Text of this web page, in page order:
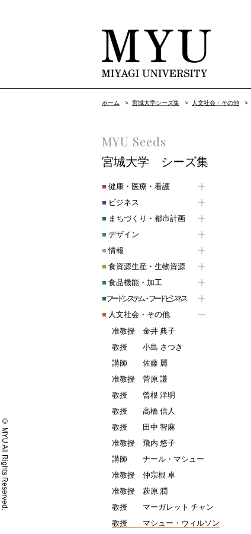
ホーム > 宮城大学シーズ集 > 人文社会・その他 >
MYU Seeds
宮城大学 シーズ集
■ 健康・医療・看護
■ ビジネス
■ まちづくり・都市計画
■ デザイン
■ 情報
■ 食資源生産・生物資源
■ 食品機能・加工
■フードシステム・フードビジネス
■ 人文社会・その他
准教授
金井 典子
教授
小島 さつき
講師
佐藤 麗
准教授
菅原 謙
教授
曾根 洋明
教授
高橋 信人
教授
田中 智麻
准教授
飛内 悠子
講師
ナール・マシュー
准教授
仲宗根 卓
准教授
萩原 潤
教授
マーガレット チャン
教授
マシュー・ウィルソン
© MYU All Rights Reserved.